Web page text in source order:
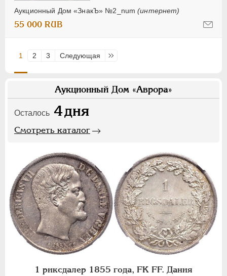
Аукционный Дом «ЗнакЪ» №2_num(интернет)
55 000 RUB
1 2 3 Следующая Последняя
Аукционный Дом «Аврора»
Осталось 4дня
Смотреть каталог
1 риксдалер 1855 года, FK FF. Дания